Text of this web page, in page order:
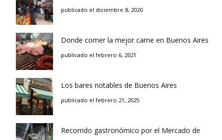
publicado el diciembre 8, 2020
Donde comer la mejor carne en Buenos Aires
publicado el febrero 6, 2021
Los bares notables de Buenos Aires
publicado el febrero 21, 2025
Recorrido gastronómico por el Mercado de